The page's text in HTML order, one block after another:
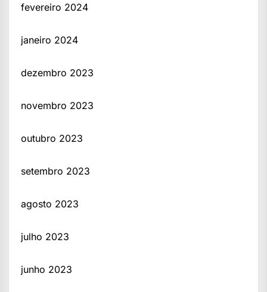
fevereiro 2024
janeiro 2024
dezembro 2023
novembro 2023
outubro 2023
setembro 2023
agosto 2023
julho 2023
junho 2023